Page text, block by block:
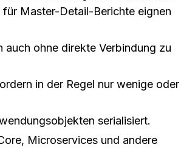
Master-Detail-Berichte eignen
auch ohne direkte Verbindung zu
in der Regel nur wenige oder
serialisiert.
Microservices und andere